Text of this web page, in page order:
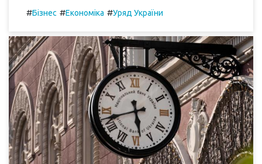
#Бізнес #Економіка #Уряд України